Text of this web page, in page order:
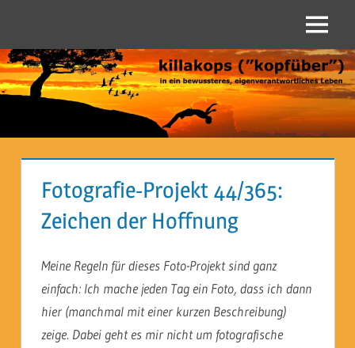
springen
("kopfüber")
Menü
Fotografie-Projekt 44/365:
Zeichen der Hoffnung
Meine Regeln für dieses Foto-Projekt sind ganz
einfach: Ich mache jeden Tag ein Foto, dass ich dann
hier (manchmal mit einer kurzen Beschreibung)
zeige. Dabei geht es mir nicht um fotografische